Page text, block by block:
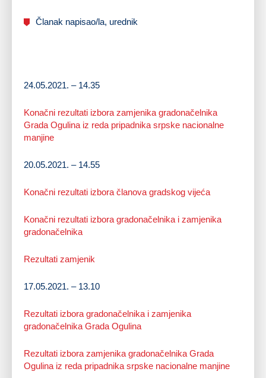
Članak napisao/la, urednik
24.05.2021. – 14.35
Konačni rezultati izbora zamjenika gradonačelnika
Grada Ogulina iz reda pripadnika srpske nacionalne
manjine
20.05.2021. – 14.55
Konačni rezultati izbora članova gradskog vijeća
Konačni rezultati izbora gradonačelnika i zamjenika
gradonačelnika
Rezultati zamjenik
17.05.2021. – 13.10
Rezultati izbora gradonačelnika i zamjenika
gradonačelnika Grada Ogulina
Rezultati izbora zamjenika gradonačelnika Grada
Ogulina iz reda pripadnika srpske nacionalne manjine